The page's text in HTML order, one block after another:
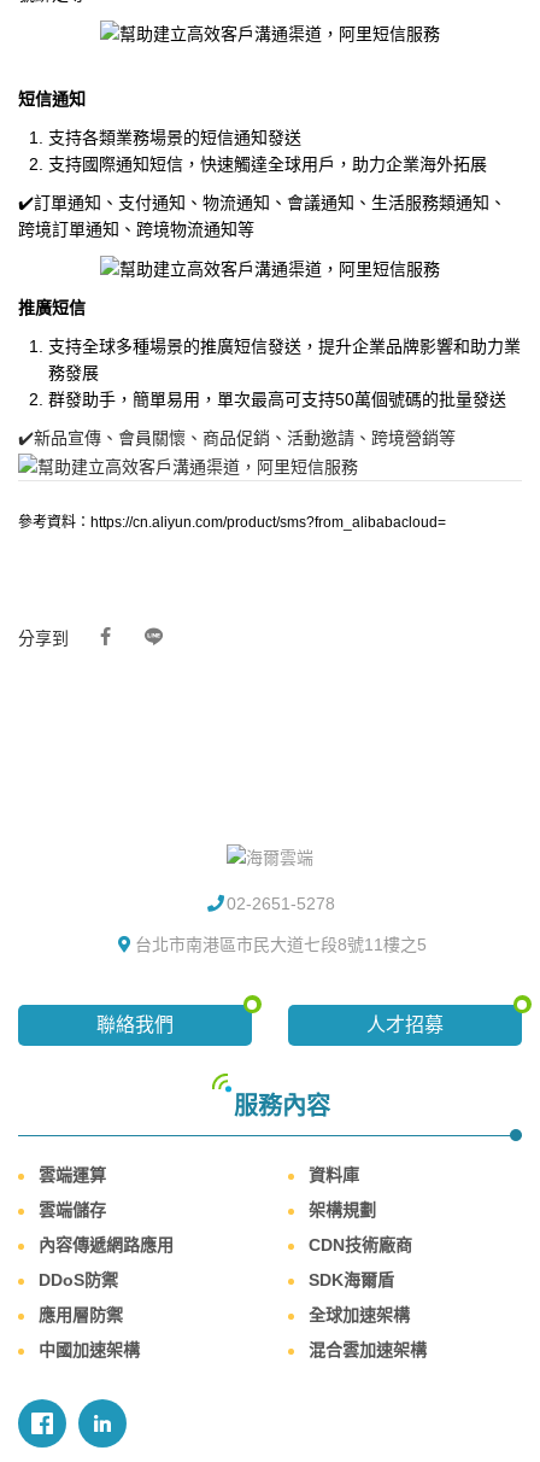
短信通知
支持各類業務場景的短信通知發送
支持國際通知短信，快速觸達全球用戶，助力企業海外拓展
✔️訂單通知、支付通知、物流通知、會議通知、生活服務類通知、
跨境訂單通知、跨境物流通知等
推廣短信
支持全球多種場景的推廣短信發送，提升企業品牌影響和助力業
務發展
群發助手，簡單易用，單次最高可支持50萬個號碼的批量發送
✔️新品宣傳、會員關懷、商品促銷、活動邀請、跨境營銷等
參考資料：https://cn.aliyun.com/product/sms?from_alibabacloud=
分享到
02-2651-5278
台北市南港區市民大道七段8號11樓之5
聯絡我們 人才招募
服務內容
雲端運算
資料庫
雲端儲存
架構規劃
內容傳遞網路應用
CDN技術廠商
DDoS防禦
SDK海爾盾
應用層防禦
全球加速架構
中國加速架構
混合雲加速架構